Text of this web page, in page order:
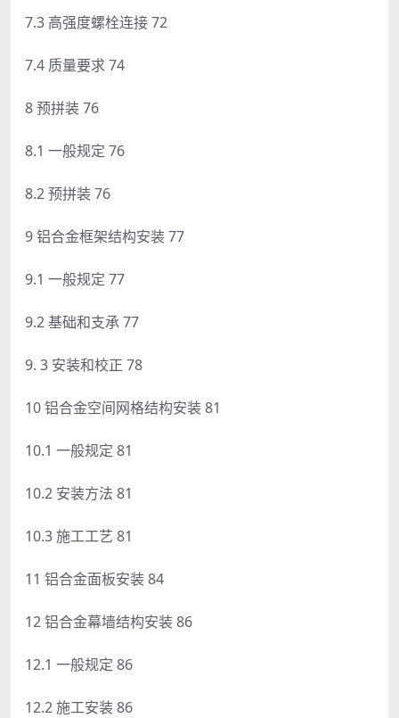
7.3 高强度螺栓连接 72
7.4 质量要求 74
8 预拼装 76
8.1 一般规定 76
8.2 预拼装 76
9 铝合金框架结构安装 77
9.1 一般规定 77
9.2 基础和支承 77
9. 3 安装和校正 78
10 铝合金空间网格结构安装 81
10.1 一般规定 81
10.2 安装方法 81
10.3 施工工艺 81
11 铝合金面板安装 84
12 铝合金幕墙结构安装 86
12.1 一般规定 86
12.2 施工安装 86